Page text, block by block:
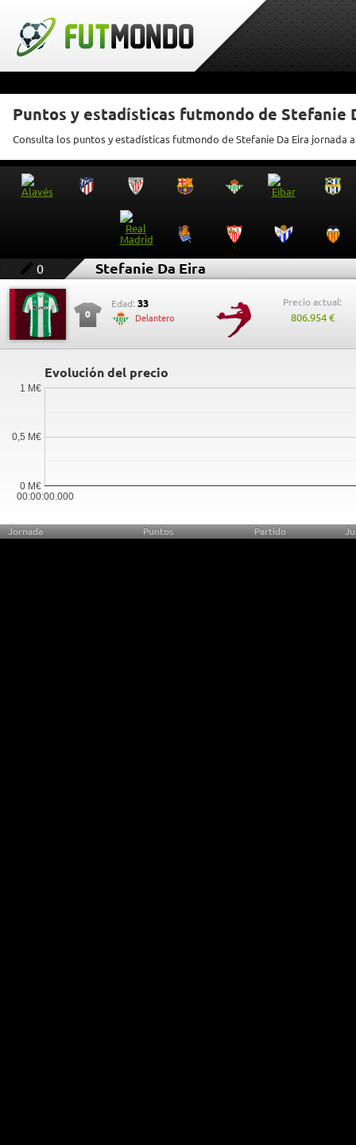
Puntos y estadísticas futmondo de Stefanie
Consulta los puntos y estadísticas futmondo de Stefanie Da Eira jornada
0 Stefanie Da Eira
0
Edad: 33
Delantero
Precio actual:
806.954 €
Evolución del precio
00:00:00.000
0 M€
0,5 M€
1 M€
Jornada Puntos Partido